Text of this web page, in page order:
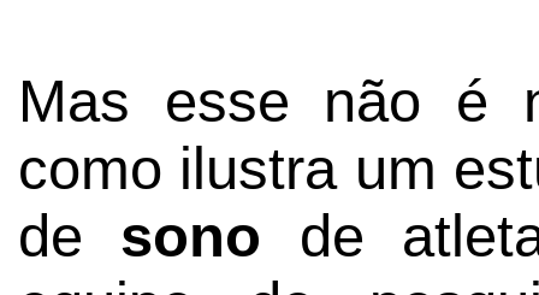
Mas esse não é
como ilustra um
de sono de